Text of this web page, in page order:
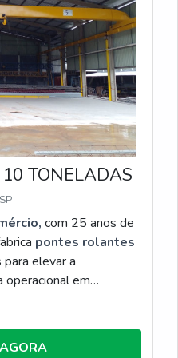
TONELADAS
com 25 anos de
pontes rolantes
elevar a
operacional em
ou especiais,